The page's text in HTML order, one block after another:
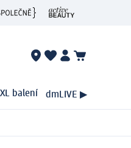
balení dmLIVE ▶